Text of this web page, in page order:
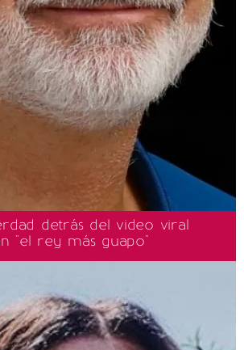
detrás del video viral
"el rey más guapo"